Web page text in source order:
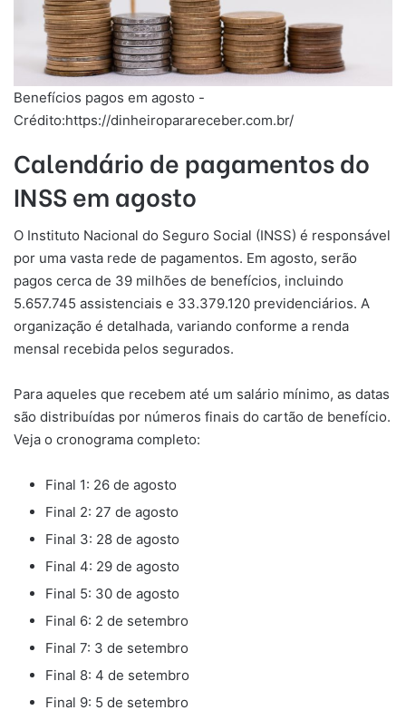
Benefícios pagos em agosto -
Crédito:https://dinheiroparareceber.com.br/
Calendário de pagamentos do
INSS em agosto
O Instituto Nacional do Seguro Social (INSS) é responsável
por uma vasta rede de pagamentos. Em agosto, serão
pagos cerca de 39 milhões de benefícios, incluindo
5.657.745 assistenciais e 33.379.120 previdenciários. A
organização é detalhada, variando conforme a renda
mensal recebida pelos segurados.
Para aqueles que recebem até um salário mínimo, as datas
são distribuídas por números finais do cartão de benefício.
Veja o cronograma completo:
Final 1: 26 de agosto
Final 2: 27 de agosto
Final 3: 28 de agosto
Final 4: 29 de agosto
Final 5: 30 de agosto
Final 6: 2 de setembro
Final 7: 3 de setembro
Final 8: 4 de setembro
Final 9: 5 de setembro